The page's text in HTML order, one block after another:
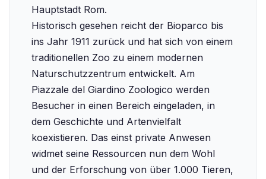
Hauptstadt Rom.
Historisch gesehen reicht der Bioparco bis
ins Jahr 1911 zurück und hat sich von einem
traditionellen Zoo zu einem modernen
Naturschutzzentrum entwickelt. Am
Piazzale del Giardino Zoologico werden
Besucher in einen Bereich eingeladen, in
dem Geschichte und Artenvielfalt
koexistieren. Das einst private Anwesen
widmet seine Ressourcen nun dem Wohl
und der Erforschung von über 1.000 Tieren,